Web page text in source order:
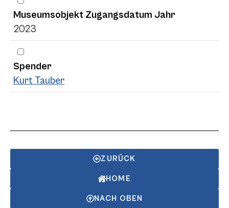
Museumsobjekt Zugangsdatum Jahr
2023
Spender
Kurt Tauber
ZURÜCK
HOME
NACH OBEN